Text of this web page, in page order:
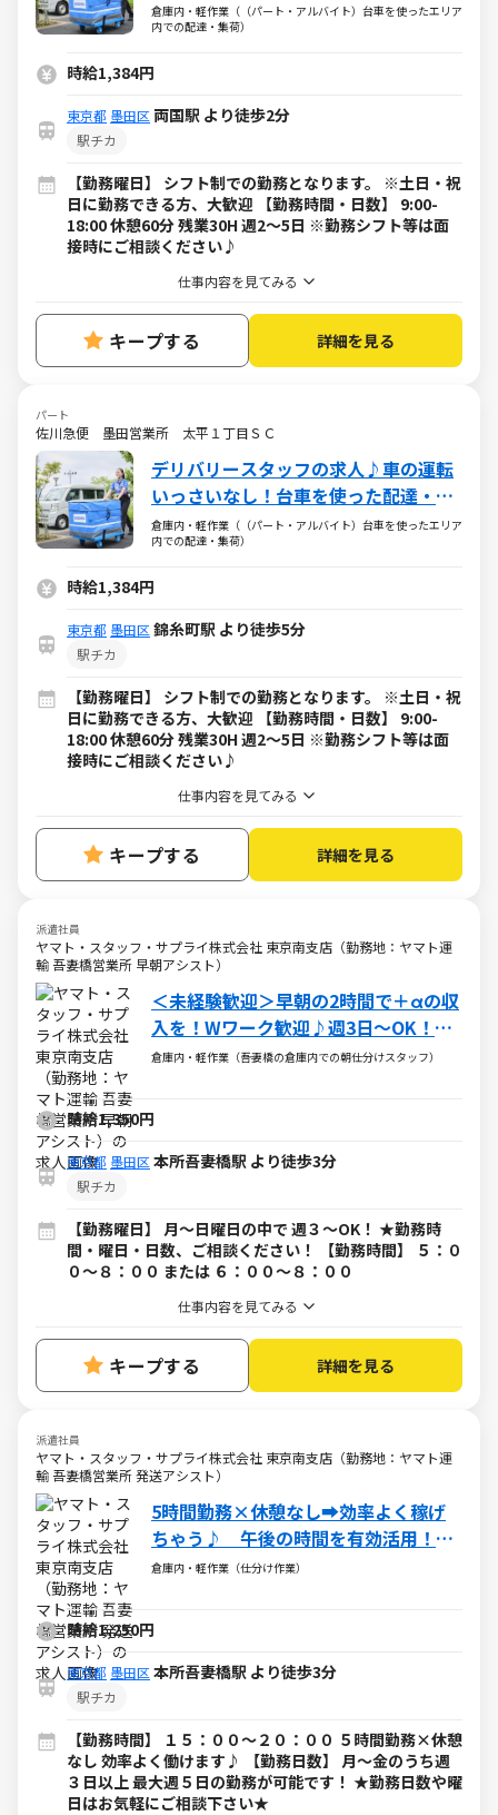
荷のお仕事
倉庫内・軽作業（（パート・アルバイト）台車を使ったエリア
内での配達・集荷）
時給1,384円
東京都 墨田区 両国駅 より徒歩2分
駅チカ
【勤務曜日】 シフト制での勤務となります。 ※土日・祝
日に勤務できる方、大歓迎 【勤務時間・日数】 9:00-
18:00 休憩60分 残業30H 週2～5日 ※勤務シフト等は面
接時にご相談ください♪
仕事内容を見てみる
キープする 詳細を見る
パート
佐川急便 墨田営業所 太平１丁目ＳＣ
デリバリースタッフの求人♪車の運転
いっさいなし！台車を使った配達・集
荷のお仕事
倉庫内・軽作業（（パート・アルバイト）台車を使ったエリア
内での配達・集荷）
時給1,384円
東京都 墨田区 錦糸町駅 より徒歩5分
駅チカ
【勤務曜日】 シフト制での勤務となります。 ※土日・祝
日に勤務できる方、大歓迎 【勤務時間・日数】 9:00-
18:00 休憩60分 残業30H 週2～5日 ※勤務シフト等は面
接時にご相談ください♪
仕事内容を見てみる
キープする 詳細を見る
派遣社員
ヤマト・スタッフ・サプライ株式会社 東京南支店（勤務地：ヤマト運
輸 吾妻橋営業所 早朝アシスト）
＜未経験歓迎＞早朝の2時間で＋αの収
入を！Wワーク歓迎♪週3日～OK！土
日のみも可！
倉庫内・軽作業（吾妻橋の倉庫内での朝仕分けスタッフ）
時給1,350円
東京都 墨田区 本所吾妻橋駅 より徒歩3分
駅チカ
【勤務曜日】 月～日曜日の中で 週３～OK！ ★勤務時
間・曜日・日数、ご相談ください！ 【勤務時間】 ５：０
０～８：００ または ６：００～８：００
仕事内容を見てみる
キープする 詳細を見る
派遣社員
ヤマト・スタッフ・サプライ株式会社 東京南支店（勤務地：ヤマト運
輸 吾妻橋営業所 発送アシスト）
5時間勤務×休憩なし➡効率よく稼げ
ちゃう♪ 午後の時間を有効活用！夜
型さんにウレシイ時間帯♪
倉庫内・軽作業（仕分け作業）
時給1,250円
東京都 墨田区 本所吾妻橋駅 より徒歩3分
駅チカ
【勤務時間】 １５：００～２０：００ ５時間勤務×休憩
なし 効率よく働けます♪ 【勤務日数】 月～金のうち週
３日以上 最大週５日の勤務が可能です！ ★勤務日数や曜
日はお気軽にご相談下さい★